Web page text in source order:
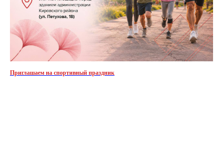
Приглашаем на спортивный праздник